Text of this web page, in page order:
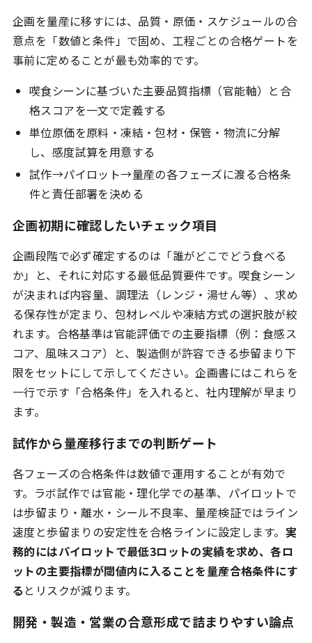
企画を量産に移すには、品質・原価・スケジュールの合
意点を「数値と条件」で固め、工程ごとの合格ゲートを
事前に定めることが最も効率的です。
喫食シーンに基づいた主要品質指標（官能軸）と合
格スコアを一文で定義する
単位原価を原料・凍結・包材・保管・物流に分解
し、感度試算を用意する
試作→パイロット→量産の各フェーズに渡る合格条
件と責任部署を決める
企画初期に確認したいチェック項目
企画段階で必ず確定するのは「誰がどこでどう食べる
か」と、それに対応する最低品質要件です。喫食シーン
が決まれば内容量、調理法（レンジ・湯せん等）、求め
る保存性が定まり、包材レベルや凍結方式の選択肢が絞
れます。合格基準は官能評価での主要指標（例：食感ス
コア、風味スコア）と、製造側が許容できる歩留まり下
限をセットにして示してください。企画書にはこれらを
一行で示す「合格条件」を入れると、社内理解が早まり
ます。
試作から量産移行までの判断ゲート
各フェーズの合格条件は数値で運用することが有効で
す。ラボ試作では官能・理化学での基準、パイロットで
は歩留まり・離水・シール不良率、量産検証ではライン
速度と歩留まりの安定性を合格ラインに設定します。 実
務的にはパイロットで最低3ロットの実績を求め、各ロ
ットの主要指標が閾値内に入ることを量産合格条件にす
る とリスクが減ります。
開発・製造・営業の合意形成で詰まりやすい論点